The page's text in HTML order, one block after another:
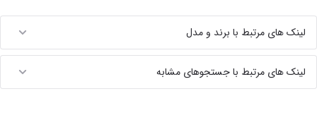
لینک های مرتبط با برند و مدل
لینک های مرتبط با جستجوهای مشابه